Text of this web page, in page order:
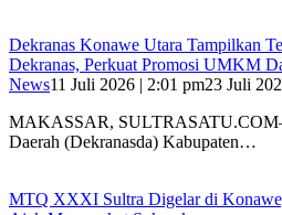
Dekranas Konawe Utara Tampilkan
Dekranas, Perkuat Promosi UMKM
News11 Juli 2026 | 2:01 pm23 Juli
MAKASSAR,
Daerah (Dekranasda) Kabupaten…
MTQ XXXI Sultra Digelar di